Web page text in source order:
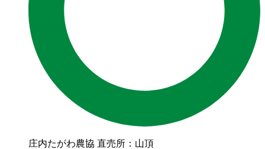
庄内たがわ農協 直売所：山頂